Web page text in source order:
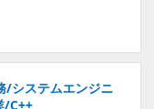
/システムエンジニ
/C++